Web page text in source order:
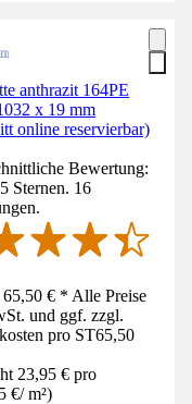
anthrazit 164PE
x 19 mm
online reservierbar)
Bewertung:
Sternen. 16
€ * Alle Preise
und ggf. zzgl.
pro ST65,50
23,95 € pro
€/ m²)